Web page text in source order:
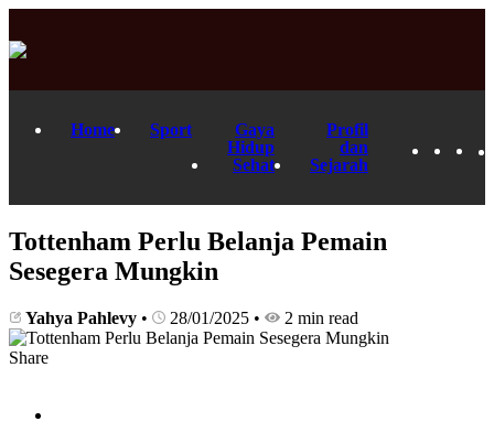
Home Sport
Gaya
Hidup
Sehat
Profil
dan
Sejarah
Tottenham Perlu Belanja Pemain
Sesegera Mungkin
Yahya Pahlevy • 28/01/2025 • 2 min read
Share